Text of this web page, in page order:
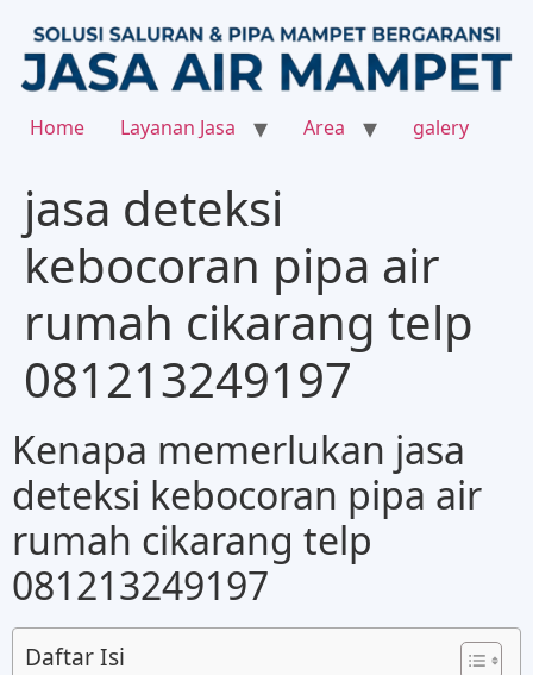
Home Layanan Jasa Area galery
jasa deteksi
kebocoran pipa air
rumah cikarang telp
081213249197
Kenapa memerlukan jasa
deteksi kebocoran pipa air
rumah cikarang telp
081213249197
Daftar Isi